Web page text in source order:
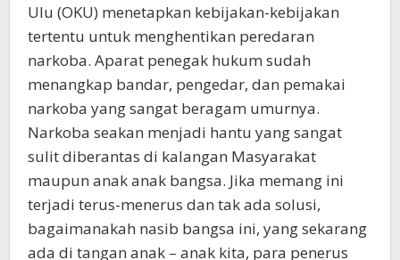
Ulu (OKU) menetapkan kebijakan-kebijakan
tertentu untuk menghentikan peredaran
narkoba. Aparat penegak hukum sudah
menangkap bandar, pengedar, dan pemakai
narkoba yang sangat beragam umurnya.
Narkoba seakan menjadi hantu yang sangat
sulit diberantas di kalangan Masyarakat
maupun anak anak bangsa. Jika memang ini
terjadi terus-menerus dan tak ada solusi,
bagaimanakah nasib bangsa ini, yang sekarang
ada di tangan anak – anak kita, para penerus